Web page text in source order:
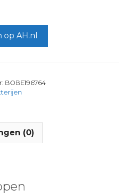
AH.nl
BOBE196764
(0)